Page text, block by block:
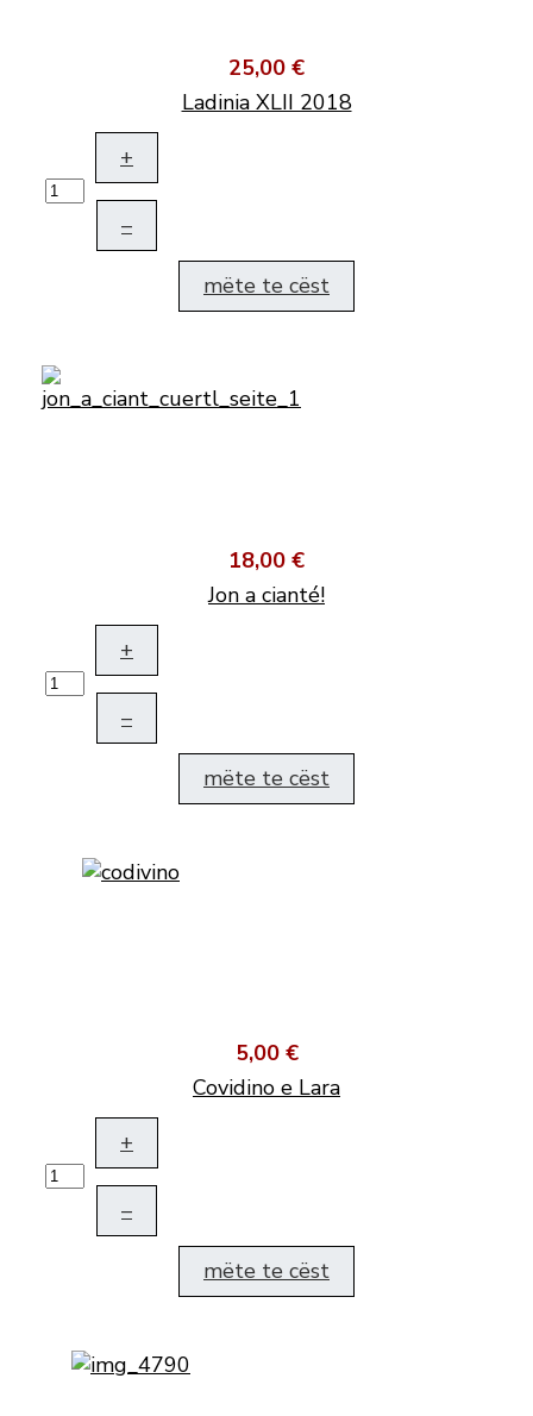
25,00 €
Ladinia XLII 2018
+
–
mëte te cëst
18,00 €
Jon a cianté!
+
–
mëte te cëst
5,00 €
Covidino e Lara
+
–
mëte te cëst